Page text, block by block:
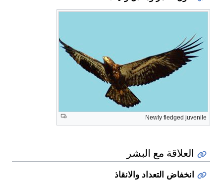
Newly fledged juvenile
العلاقة مع البشر
انخفاض التعداد والانقاذ